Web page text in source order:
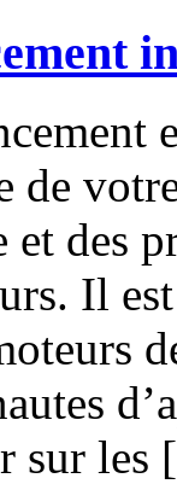
de
et des
Il
sur